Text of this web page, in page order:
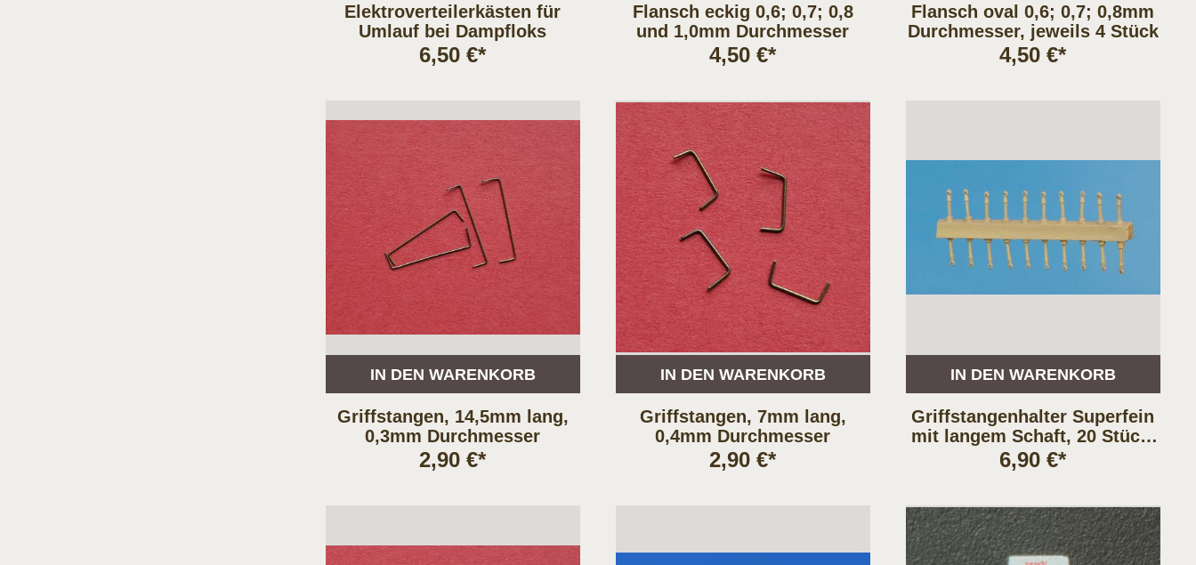
Elektroverteilerkästen für
Umlauf bei Dampfloks
6,50 €*
Flansch eckig 0,6; 0,7; 0,8
und 1,0mm Durchmesser
4,50 €*
Flansch oval 0,6; 0,7; 0,8mm
Durchmesser, jeweils 4 Stück
4,50 €*
IN DEN WARENKORB
Griffstangen, 14,5mm lang,
0,3mm Durchmesser
2,90 €*
IN DEN WARENKORB
Griffstangen, 7mm lang,
0,4mm Durchmesser
2,90 €*
IN DEN WARENKORB
Griffstangenhalter Superfein
mit langem Schaft, 20 Stück,
NG H0, TT
6,90 €*